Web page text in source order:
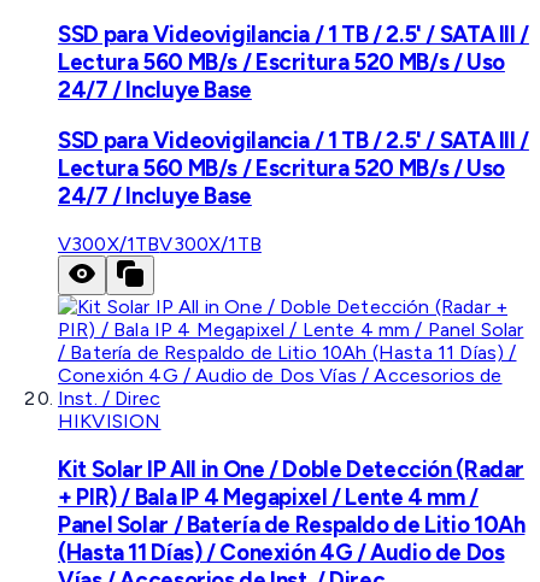
SSD para Videovigilancia / 1 TB / 2.5' / SATA III /
Lectura 560 MB/s / Escritura 520 MB/s / Uso
24/7 / Incluye Base
SSD para Videovigilancia / 1 TB / 2.5' / SATA III /
Lectura 560 MB/s / Escritura 520 MB/s / Uso
24/7 / Incluye Base
V300X/1TBV300X/1TB
HIKVISION
Kit Solar IP All in One / Doble Detección (Radar
+ PIR) / Bala IP 4 Megapixel / Lente 4 mm /
Panel Solar / Batería de Respaldo de Litio 10Ah
(Hasta 11 Días) / Conexión 4G / Audio de Dos